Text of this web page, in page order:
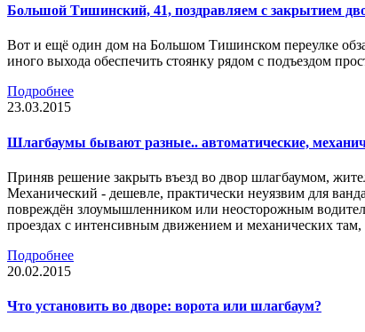
Большой Тишинский, 41, поздравляем с закрытием
Вот и ещё один дом на Большом Тишинском переулке
иного выхода обеспечить стоянку рядом с подъездом
Подробнее
23.03.2015
Шлагбаумы бывают разные.. автоматические,
Приняв решение закрыть въезд во двор шлагбаумом,
Механический - дешевле, практически неуязвим для
повреждён злоумышленником или неосторожным
проездах с интенсивным движением и механических там,
Подробнее
20.02.2015
Что установить во дворе: ворота или шлагбаум?